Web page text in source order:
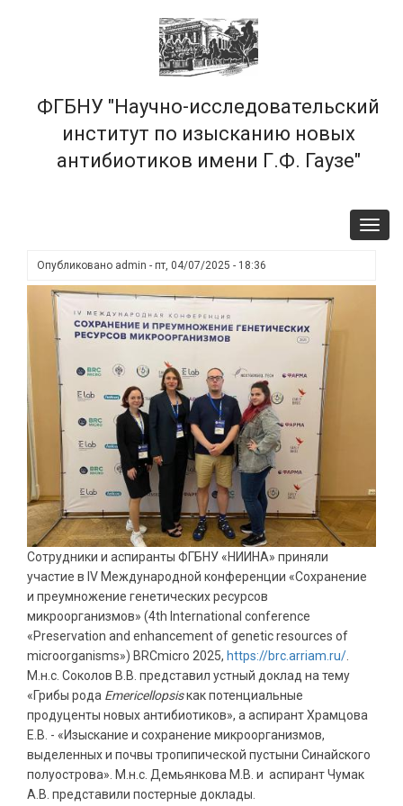
ФГБНУ "Научно-исследовательский
институт по изысканию новых
антибиотиков имени Г.Ф. Гаузе"
Опубликовано admin - пт, 04/07/2025 - 18:36
Сотрудники и аспиранты ФГБНУ «НИИНА» приняли
участие в IV Международной конференции «Сохранение
и преумножение генетических ресурсов
микроорганизмов» (4th International conference
«Preservation and enhancement of genetic resources of
microorganisms») BRCmicro 2025, https://brcarriam ru/
М.н.с. Соколов В.В. представил устный доклад на тему
«Грибы рода Emericellopsisкак потенциальные
продуценты новых антибиотиков», а аспирант Храмцова
Е.В. - «Изыскание и сохранение микроорганизмов,
выделенных и почвы тропипической пустыни Синайского
полуострова». М.н.с. Демьянкова М.В. и аспирант Чумак
А.В. представили постерные доклады.
×